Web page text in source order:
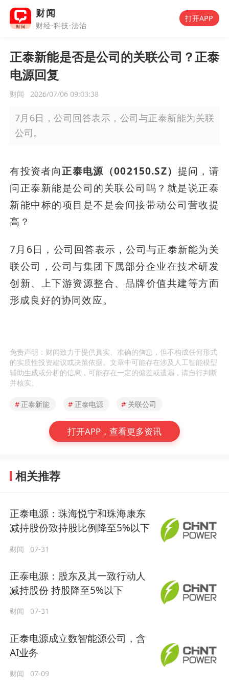
财闻
财经·科技·法治
打开APP
正泰新能是否是公司的关联公司？正泰
电源回复
财闻 2026/07/06 09:03:38
7月6日，公司回答表示，公司与正泰新能为关联
公司。
有投资者向正泰电源（002150.SZ） 提问，请
问正泰新能是公司的关联公司吗？就是说正泰
新能中标的项目是不是会间接带动公司营收提
高？
7月6日，公司回答表示，公司与正泰新能为关
联公司，公司与集团下属部分企业在技术研发
创新、上下游资源整合、品牌价值共建等方面
形成良好的协同效应。
免责声明：财闻致力于提供真实、准确的信息，但不构成任何形式
的实质性投资建议或决策依据。文章中可能存在涉及人工智能模型
辅助生成或分析的信息，可能存在一定的偏差或遗漏，请自行判断
并核实。
# 正泰新能 # 正泰电源 # 关联公司
打开APP，查看更多资讯
相关推荐
正泰电源：珠海悦宁和珠海康东
减持股份致持股比例降至5%以下
财闻 07-31
正泰电源：股东及其一致行动人
减持股份 持股降至5%以下
财闻 07-31
正泰电源成立数智能源公司，含
AI业务
财闻 07-09